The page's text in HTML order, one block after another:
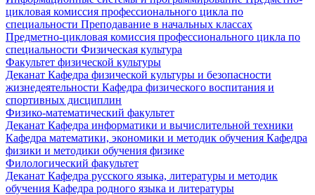
цикловая комиссия профессионального цикла по
специальности Преподавание в начальных классах
Предметно-цикловая комиссия профессионального цикла по
специальности Физическая культура
Факультет физической культуры
Деканат Кафедра физической культуры и безопасности
жизнедеятельности Кафедра физического воспитания и
спортивных дисциплин
Физико-математический факультет
Деканат Кафедра информатики и вычислительной техники
Кафедра математики, экономики и методик обучения Кафедра
физики и методики обучения физике
Филологический факультет
Деканат Кафедра русского языка, литературы и методик
обучения Кафедра родного языка и литературы